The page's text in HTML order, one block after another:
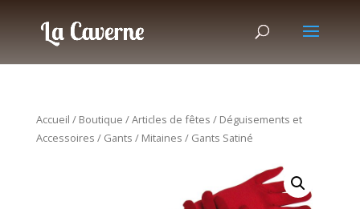
Accueil / Boutique /Articles de fêtes / Déguisements et
Accessoires / Gants / Mitaines / Gants Satiné